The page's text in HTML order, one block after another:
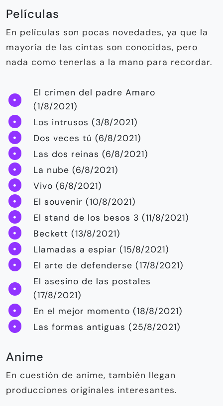
Películas
En películas son pocas novedades, ya que la
mayoría de las cintas son conocidas, pero
nada como tenerlas a la mano para recordar.
El crimen del padre Amaro
(1/8/2021)
Los intrusos (3/8/2021)
Dos veces tú (6/8/2021)
Las dos reinas (6/8/2021)
La nube (6/8/2021)
Vivo (6/8/2021)
El souvenir (10/8/2021)
El stand de los besos 3 (11/8/2021)
Beckett (13/8/2021)
Llamadas a espiar (15/8/2021)
El arte de defenderse (17/8/2021)
El asesino de las postales
(17/8/2021)
En el mejor momento (18/8/2021)
Las formas antiguas (25/8/2021)
Anime
En cuestión de anime, también llegan
producciones originales interesantes.